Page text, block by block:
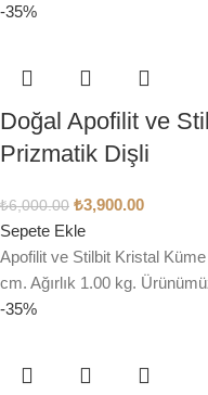
-35%
Doğal Apofilit ve
Prizmatik Dişli
₺6,000.00 ₺3,900.00
Sepete Ekle
Apofilit ve Stilbit Kristal
cm. Ağırlık 1.00 kg.
-35%